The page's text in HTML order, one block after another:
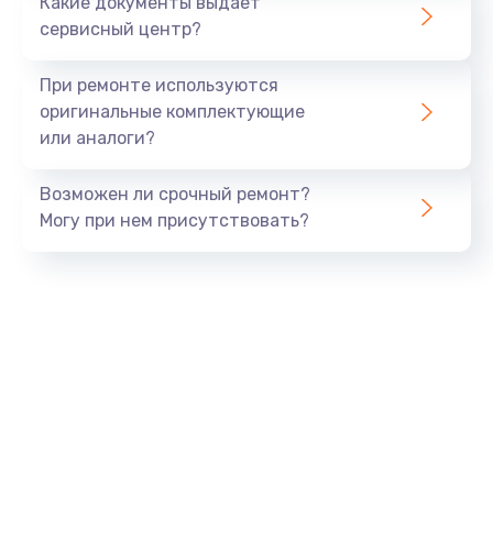
сервисный центр?
При ремонте используются
оригинальные комплектующие
или аналоги?
Возможен ли срочный ремонт?
Могу при нем присутствовать?